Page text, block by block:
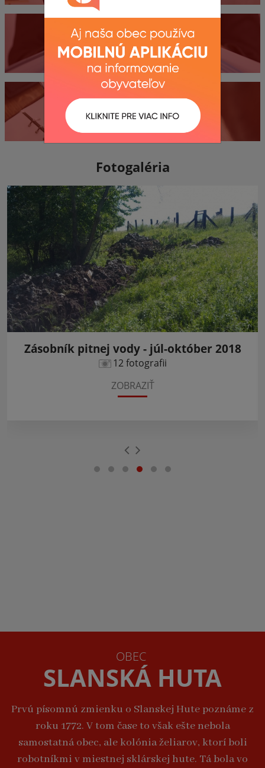
Dokumenty
Kontakty
Fotogaléria
Zásobník pitnej vody - júl-október 2018
12 fotografii
ZOBRAZIŤ
OBEC
SLANSKÁ HUTA
Prvú písomnú zmienku o Slanskej Hute poznáme z
roku 1772. V tom čase to však ešte nebola
samostatná obec, ale kolónia želiarov, ktorí boli
robotníkmi v miestnej sklárskej hute. Tá bola vo